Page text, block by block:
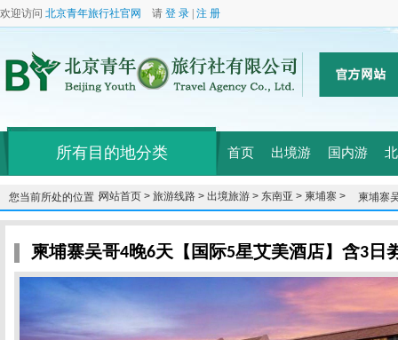
欢迎访问 北京青年旅行社官网 请 登 录 注 册
所有目的地分类 首页 出境游 国内游
您当前所处的位置：网站首页 > 旅游线路 > 出境旅游 > 东南亚 > 柬埔寨 > 柬埔寨
柬埔寨吴哥4晚6天【国际5星艾美酒店】含3日